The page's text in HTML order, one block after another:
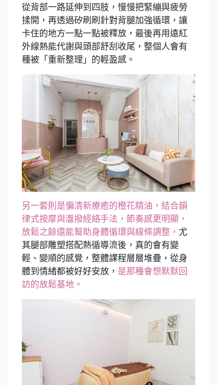
從背部一路延伸到四肢，慢慢把緊繃與疲勞
揉開，再透過矽刷刷針對背腿加強循環，讓
卡住的地方一點一點被釋放，最後再用遠紅
外線熱能代謝與頭部舒刮收尾，整個人會有
種被「重新整理」的輕盈感。
另一套則是偏清新療癒的橙花精油，結合韻
律式按摩與瀊撥經絡手法，節奏感更明顯，
放鬆之餘還能幫助身體循環與線條調整， 尤
其腿部雕塑搭配熱循導流後，真的會有變
輕、變順的感覺，整體課程層層堆疊，從身
體到情緒都被好好安放， 是那種會想默默回
訪的放鬆基地。